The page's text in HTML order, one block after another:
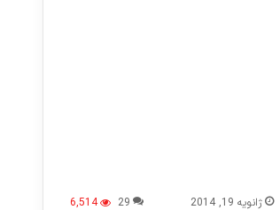
ژانویه 19, 2014 29
6,514